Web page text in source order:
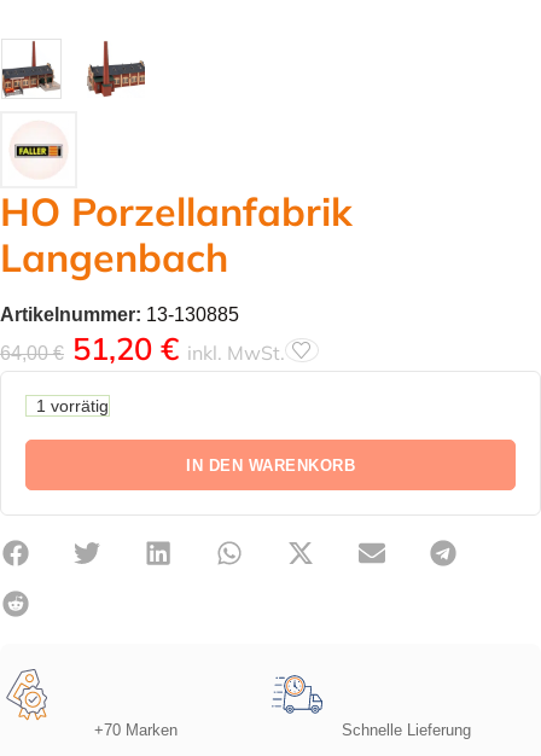
HO Porzellanfabrik
Langenbach
Artikelnummer: 13-130885
64,00€ 51,20 € inkl. MwSt.
1 vorrätig
IN DEN WARENKORB
+70 Marken Schnelle Lieferung